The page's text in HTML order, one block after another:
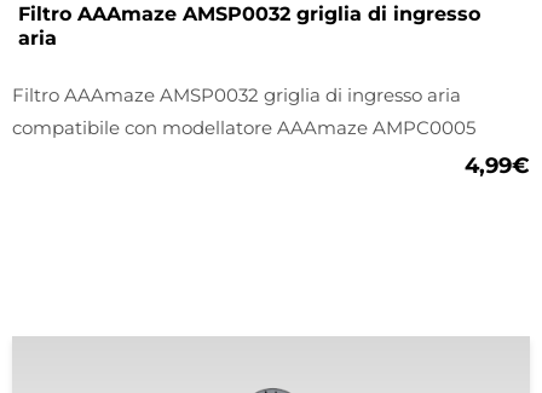
Filtro AAAmaze AMSP0032 griglia di ingresso
aria
Filtro AAAmaze AMSP0032 griglia di ingresso aria
compatibile con modellatore AAAmaze AMPC0005
4,99€